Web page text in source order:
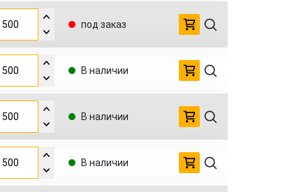
под заказ
В наличии
В наличии
В наличии